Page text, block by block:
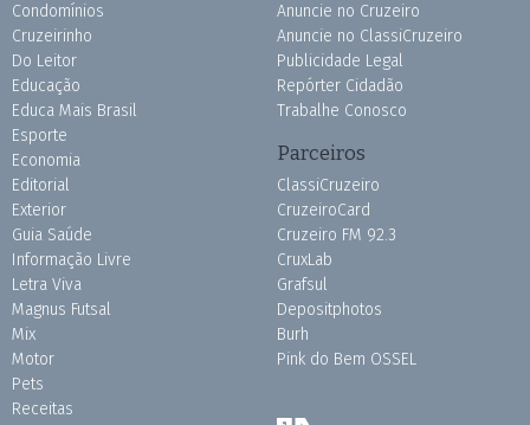
Condomínios
Cruzeirinho
Do Leitor
Educação
Educa Mais Brasil
Esporte
Economia
Editorial
Exterior
Guia Saúde
Informação Livre
Letra Viva
Magnus Futsal
Mix
Motor
Pets
Receitas
Anuncie no Cruzeiro
Anuncie no ClassiCruzeiro
Publicidade Legal
Repórter Cidadão
Trabalhe Conosco
Parceiros
ClassiCruzeiro
CruzeiroCard
Cruzeiro FM 92.3
CruxLab
Grafsul
Depositphotos
Burh
Pink do Bem OSSEL